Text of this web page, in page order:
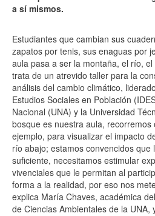
a sí mismos.
Estudiantes que cambian sus
zapatos por tenis, sus enaguas por
aula pasa a ser la montaña, el río,
trata de un atrevido taller para la
análisis del cambio climático,
Estudios Sociales en Población
Nacional (UNA) y la Universidad
bosque es nuestra aula,
ejemplo, para visualizar el impacto
río abajo; estamos convencidos
suficiente, necesitamos estimular
vivenciales que le permitan al
forma a la realidad, por eso nos
explica María Chaves, académica
de Ciencias Ambientales de la UNA,